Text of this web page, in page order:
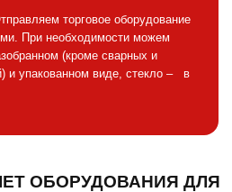
торговое оборудование
При необходимости можем
(кроме сварных и
и упакованном виде, стекло – в
ОБОРУДОВАНИЯ ДЛЯ